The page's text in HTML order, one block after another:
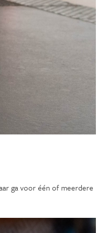
ga voor één of meerdere